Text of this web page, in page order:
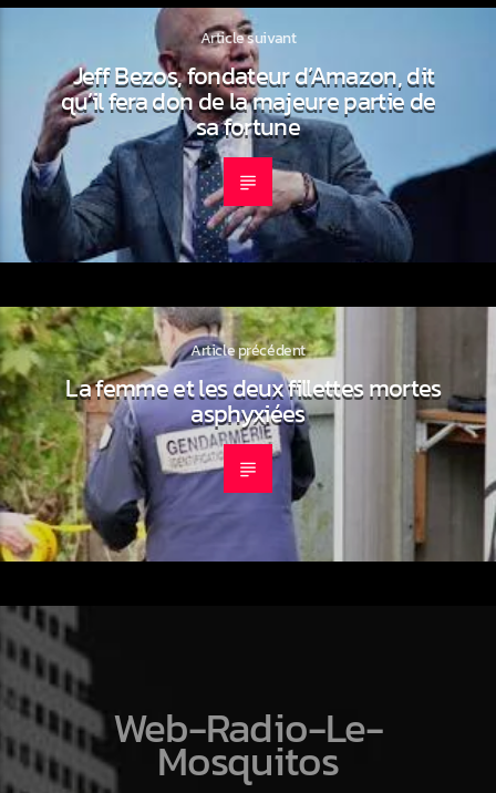
Article suivant
Jeff Bezos, fondateur d’Amazon, dit
qu’il fera don de la majeure partie de
sa fortune
Article précédent
La femme et les deux fillettes mortes
asphyxiées
Web-Radio-Le-
Mosquitos